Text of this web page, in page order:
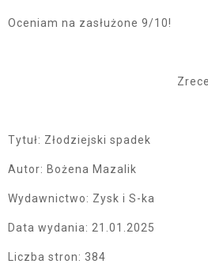
Oceniam na zasłużone 9/10!
Tytuł: Złodziejski spadek
Autor: Bożena Mazalik
Wydawnictwo: Zysk i S-ka
Data wydania: 21.01.2025
Liczba stron: 384